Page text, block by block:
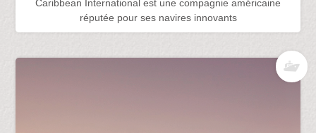
Caribbean International est une compagnie américaine
réputée pour ses navires innovants